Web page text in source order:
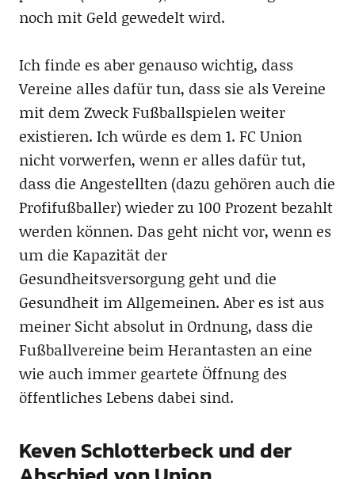
noch mit Geld gewedelt wird.
Ich finde es aber genauso wichtig, dass
Vereine alles dafür tun, dass sie als Vereine
mit dem Zweck Fußballspielen weiter
existieren. Ich würde es dem 1. FC Union
nicht vorwerfen, wenn er alles dafür tut,
dass die Angestellten (dazu gehören auch die
Profifußballer) wieder zu 100 Prozent bezahlt
werden können. Das geht nicht vor, wenn es
um die Kapazität der
Gesundheitsversorgung geht und die
Gesundheit im Allgemeinen. Aber es ist aus
meiner Sicht absolut in Ordnung, dass die
Fußballvereine beim Herantasten an eine
wie auch immer geartete Öffnung des
öffentliches Lebens dabei sind.
Keven Schlotterbeck und der